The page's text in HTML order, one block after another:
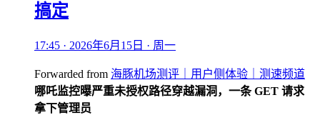
搞定
17:45 · 2026年6月15日 · 周一
Forwarded from 海豚机场测评｜用户侧体验｜测速频道
哪吒监控曝严重未授权路径穿越漏洞，一条 GET 请求
拿下管理员